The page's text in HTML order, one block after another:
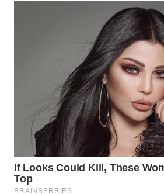
WN
PADANG
LAWAS
WN
SUMEDANG